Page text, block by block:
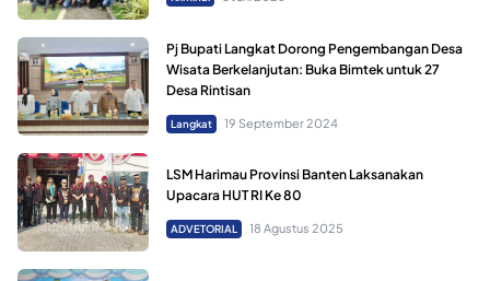
Pj Bupati Langkat Dorong Pengembangan Desa
Wisata Berkelanjutan: Buka Bimtek untuk 27
Desa Rintisan
Langkat 19 September 2024
LSM Harimau Provinsi Banten Laksanakan
Upacara HUT RI Ke 80
ADVETORIAL 18 Agustus 2025